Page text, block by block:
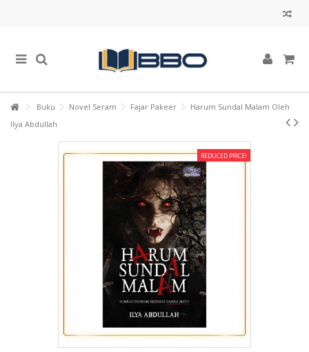
Buku Novel Seram Fajar Pakeer
Harum Sundal Malam Oleh
Ilya Abdullah
REDUCED PRICE!